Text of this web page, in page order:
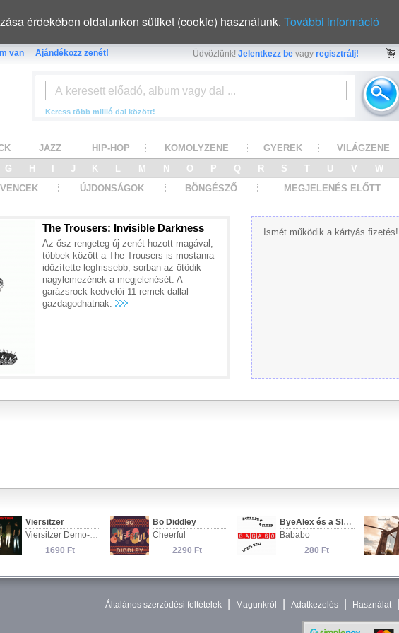
érdekében oldalunkon sütiket (cookie) használunk. További információ
van Ajándékozz zenét! Üdvözlünk!Jelentkezz be vagyregisztrálj!
Keress több millió dal között!
JAZZ HIP-HOP KOMOLYZENE GYEREK VILÁGZENE
G H J K L M N O P Q R S T U V W
ÚJDONSÁGOK BÖNGÉSZŐ MEGJELENÉS ELŐTT
Ismét működik a kártyás fizetés!
Általános szerződési feltételek Magunkról Adatkezelés Használat